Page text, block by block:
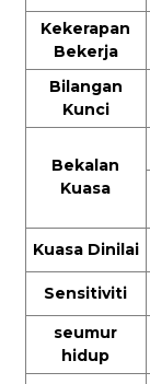
Kekerapan
Bekerja
Bilangan
Kunci
Bekalan
Kuasa
Kuasa Dinilai
Sensitiviti
seumur
hidup